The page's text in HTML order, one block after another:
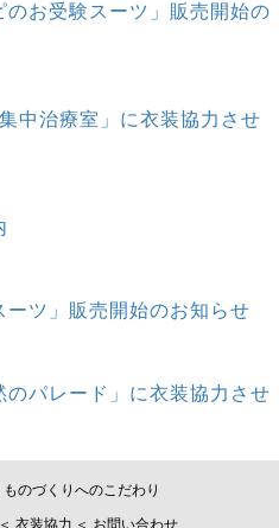
のお受験スーツ」販売開始の
中治療室」に衣装協力させ
ーツ」販売開始のお知らせ
パレード」に衣装協力させ
ものづくりへのこだわり
＜ 衣装協力 ＜ お問い合わせ